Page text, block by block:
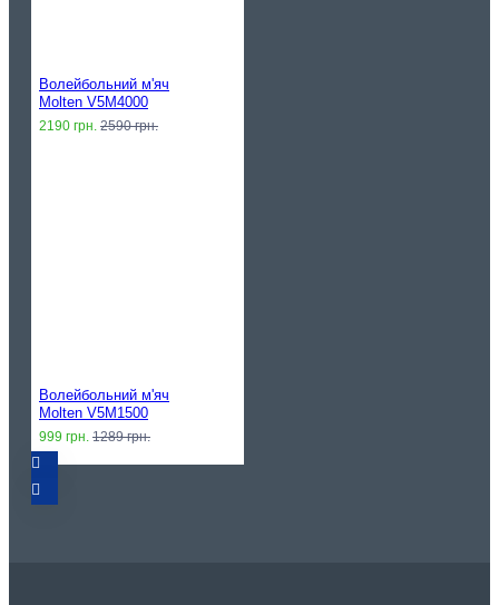
Волейбольний м'яч
Molten V5M4000
2190 грн. 2590 грн.
Волейбольний м'яч
Molten V5M1500
999 грн. 1289 грн.